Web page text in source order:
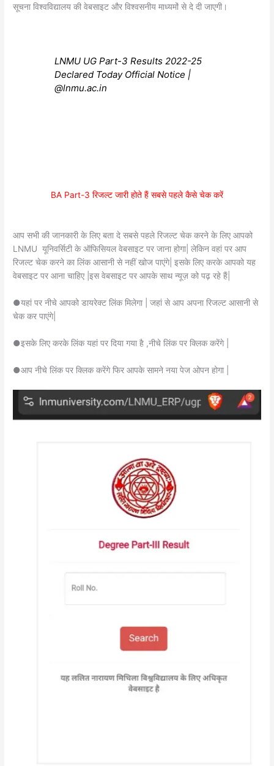
सूचना विश्वविद्यालय की वेबसाइट और विश्वसनीय माध्यमों से दे दी जाएगी।
LNMU UG Part-3 Results 2022-25
Declared Today Official Notice |
@lnmu.ac.in
BA Part-3 रिजल्ट जारी होते हैं सबसे पहले कैसे चेक करें
आप सभी की जानकारी के लिए बता दे सबसे पहले रिजल्ट चेक करने के लिए आपको
LNMU यूनिवर्सिटी के ऑफिसियल वेबसाइट पर जाना होगा| लेकिन वहां पर आप
रिजल्ट चेक करने का लिंक आसानी से नहीं खोज पाएंगे| इसके लिए करके आपको यह
वेबसाइट पर आना चाहिए |इस वेबसाइट पर आपके साथ न्यूज़ को पढ़ रहे हैं|
●यहां पर नीचे आपको डायरेक्ट लिंक मिलेगा | जहां से आप अपना रिजल्ट आसानी से
चेक कर पाएंगे|
●इसके लिए करके लिंक यहां पर दिया गया है ,नीचे लिंक पर क्लिक करेंगे |
●आप नीचे लिंक पर क्लिक करेंगे फिर आपके सामने नया पेज ओपन होगा |